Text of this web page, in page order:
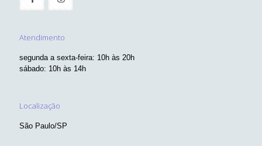
Atendimento
segunda a sexta-feira: 10h às 20h
sábado: 10h às 14h
Localização
São Paulo/SP